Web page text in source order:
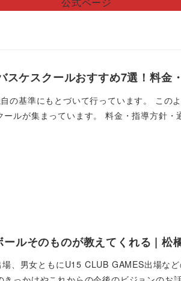
スケスクールおすすめ7選！料金
の基準にもとづいて行っています。 この
ールが集まっています。 料金・指導方針
ルそのものが教えてくれる |
、男女ともにU15 CLUB GAMES出場な